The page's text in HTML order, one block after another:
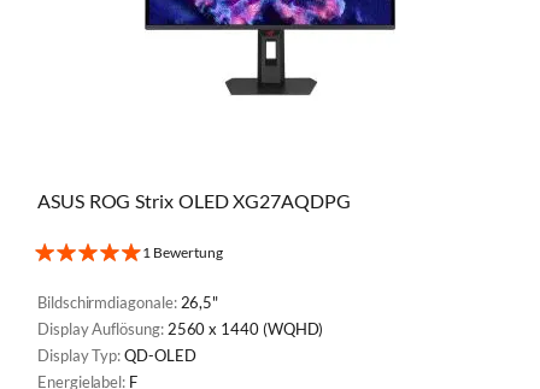
ASUS ROG Strix OLED XG27AQDPG
1 Bewertung
Bildschirmdiagonale: 26,5"
Display Auflösung: 2560 x 1440 (WQHD)
Display Typ:QD-OLED
Energielabel: F